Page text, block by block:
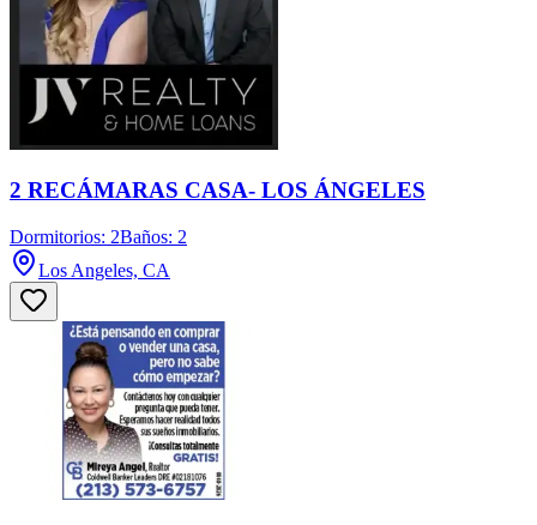
2 RECÁMARAS CASA- LOS ÁNGELES
Dormitorios: 2Baños: 2
Los Angeles, CA